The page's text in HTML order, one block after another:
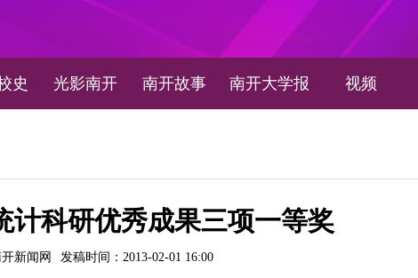
史 光影南开 南开故事 南开大学报 视频
计科研优秀成果三项一等奖
新闻网 发稿时间：2013-02-01 16:00